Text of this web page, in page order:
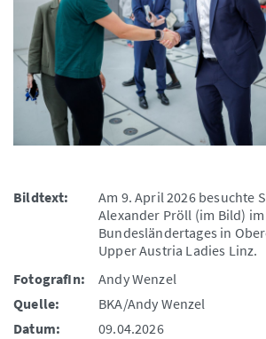
Bildtext:
Am 9. April 2026 besuchte
Alexander Pröll (im Bild) im
Bundesländertages in
Upper Austria Ladies Linz.
FotografIn:
Andy Wenzel
Quelle:
BKA/Andy Wenzel
Datum:
09.04.2026